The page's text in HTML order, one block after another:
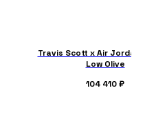
Travis Scott x Air Jordan 1
Low Olive
104 410₽